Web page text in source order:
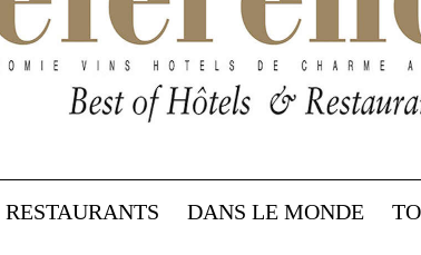
RESTAURANTS DANS LE MONDE